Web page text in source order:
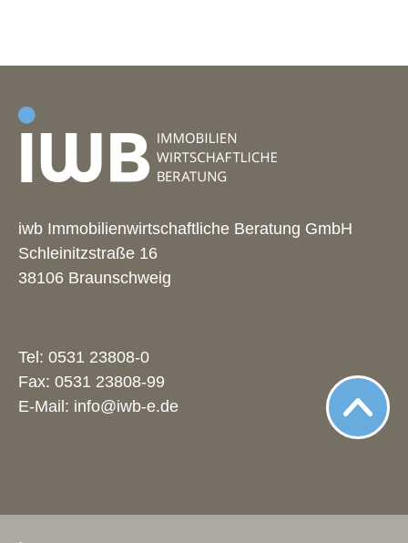
iwb Immobilienwirtschaftliche Beratung GmbH
Schleinitzstraße 16
38106 Braunschweig
Tel: 0531 23808-0
Fax: 0531 23808-99
E-Mail: info@iwb-e.de